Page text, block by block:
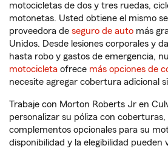
motocicletas de dos y tres ruedas,
motonetas. Usted obtiene el mismo
proveedora de seguro de auto más
Unidos. Desde lesiones corporales y
hasta robo y gastos de emergencia,
motocicleta ofrece más opciones de
necesite agregar cobertura adicional
Trabaje con Morton Roberts Jr en
personalizar su póliza con
complementos opcionales para su
disponibilidad y la elegibilidad pueden